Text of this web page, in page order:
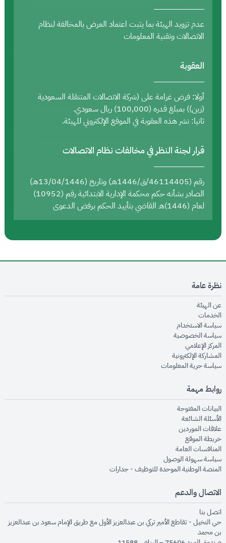
عدم تزويد الهيئة بما يثبت اعتماد العرض بالمخالفة لنظام
الاتصالات وتقنية المعلومات
العقوبة
أولا: فرض غرامة على (شركة الاتصالات المتنقلة السعودية
(زين)) بمبلغ قدره (100,000) ريال سعودي.
ثانيا: نشر هذه العقوبة في الموقع الإلكتروني للهيئة.
قرار لجنة النظر في مخالفات نظام الاتصالات
رقم (46114405/ق/1446هـ) وتاريخ (13/04/1446هـ)
الصادر بشأنه حكم محكمة الإدارية الابتدائية رقم (10952)
لعام (1446)هـ القاضي بتأييد الحكم برفض الدعوى
نظرة عامة
عن الهيئةopens in new window
الخدماتopens in new window
سياسة الاستخدام
سياسة الخصوصيةopens in new window
المركز الإعلاميopens in new window
المشاركة الإلكترونيةopens in new window
سياسة حرية المعلوماتopens in new window
روابط مهمة
البيانات المفتوحةopens in new window
الأسئلة الشائعةopens in new window
علاقات الموردينopens in new window
خريطة الموقعopens in new window
المنافسات العامةopens in new window
سياسة سهولة الوصولopens in new window
المنصة الوطنية الموحدة للتوظيف - جداراتopens in new window
الاتصال والدعم
اتصل بنا
حي النخيل - تقاطع الأمير تركي بن عبدالعزيز الأول مع طريق الإمام سعود بن عبدالعزيز
بن محمد